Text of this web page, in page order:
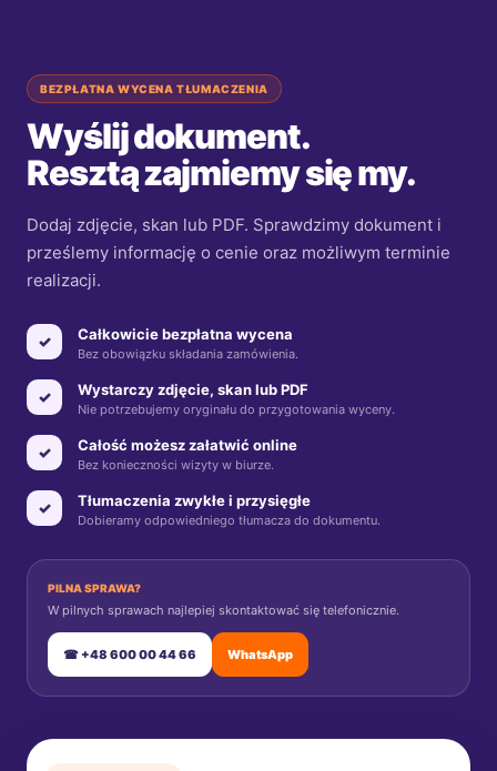
BEZPŁATNA WYCENA TŁUMACZENIA
Wyślij dokument.
Resztą zajmiemy się my.
Dodaj zdjęcie, skan lub PDF. Sprawdzimy dokument i
prześlemy informację o cenie oraz możliwym terminie
realizacji.
✓ Całkowicie bezpłatna wycena
Bez obowiązku składania zamówienia.
✓ Wystarczy zdjęcie, skan lub PDF
Nie potrzebujemy oryginału do przygotowania wyceny.
✓ Całość możesz załatwić online
Bez konieczności wizyty w biurze.
✓ Tłumaczenia zwykłe i przysięgłe
Dobieramy odpowiedniego tłumacza do dokumentu.
PILNA SPRAWA?
W pilnych sprawach najlepiej skontaktować się telefonicznie.
☎ +48 600 00 44 66 WhatsApp